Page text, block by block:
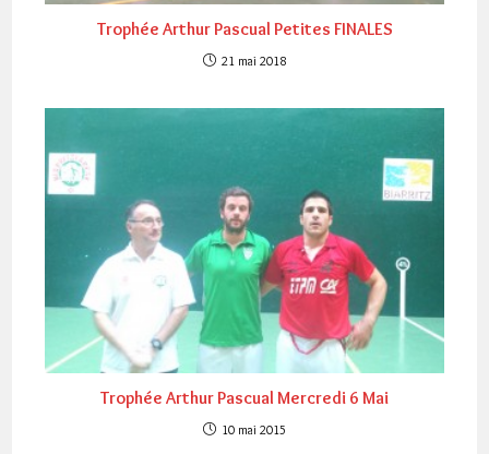
Trophée Arthur Pascual Petites FINALES
21 mai 2018
Trophée Arthur Pascual Mercredi 6 Mai
10 mai 2015